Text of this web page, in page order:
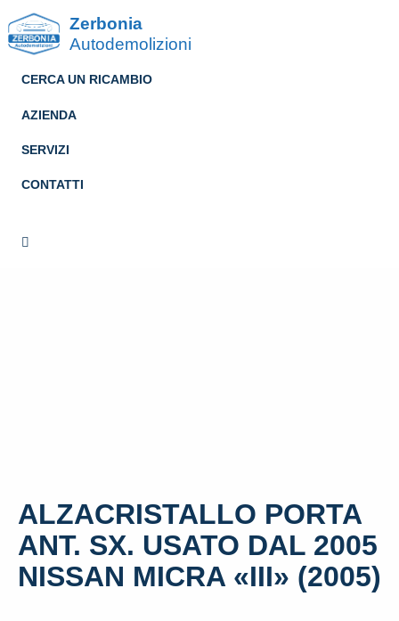
Zerbonia
Autodemolizioni
CERCA UN RICAMBIO
AZIENDA
SERVIZI
CONTATTI
ALZACRISTALLO PORTA
ANT. SX. USATO DAL 2005
NISSAN MICRA «III» (2005)